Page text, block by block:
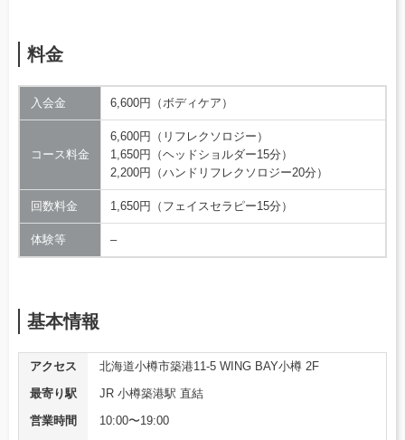
料金
入会金 6,600円（ボディケア）
コース料金
6,600円（リフレクソロジー）
1,650円（ヘッドショルダー15分）
2,200円（ハンドリフレクソロジー20分）
回数料金 1,650円（フェイスセラピー15分）
体験等 –
基本情報
アクセス
北海道小樽市築港11-5 WING BAY小樽 2F
最寄り駅
JR 小樽築港駅 直結
営業時間
10:00〜19:00